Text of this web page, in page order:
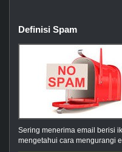
Definisi Spam
Sering menerima email berisi
mengetahui cara mengurangi